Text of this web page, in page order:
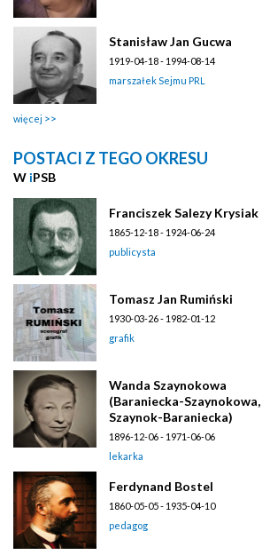
Stanisław Jan Gucwa
1919-04-18 - 1994-08-14
marszałek Sejmu PRL
więcej
POSTACI Z TEGO OKRESU
W iPSB
Franciszek Salezy Krysiak
1865-12-18 - 1924-06-24
publicysta
Tomasz Jan Rumiński
1930-03-26 - 1982-01-12
grafik
Wanda Szaynokowa
(Baraniecka-Szaynokowa,
Szaynok-Baraniecka)
1896-12-06 - 1971-06-06
lekarka
Ferdynand Bostel
1860-05-05 - 1935-04-10
pedagog